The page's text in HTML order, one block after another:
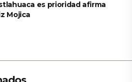
es prioridad afirma
Mojica